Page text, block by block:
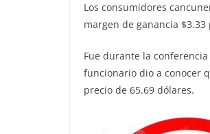
Los consumidores
margen de ganancia $3.33
Fue durante la
funcionario dio a conocer
precio de 65.69 dólares.